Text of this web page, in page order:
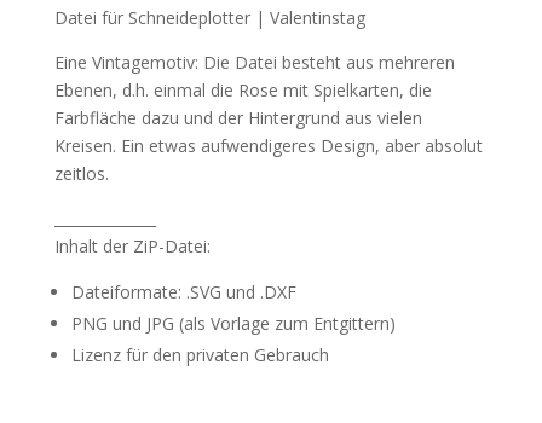
Datei für Schneideplotter | Valentinstag
Eine Vintagemotiv: Die Datei besteht aus mehreren
Ebenen, d.h. einmal die Rose mit Spielkarten, die
Farbfläche dazu und der Hintergrund aus vielen
Kreisen. Ein etwas aufwendigeres Design, aber absolut
zeitlos.
Inhalt der ZiP-Datei:
Dateiformate: .SVG und .DXF
PNG und JPG (als Vorlage zum Entgittern)
Lizenz für den privaten Gebrauch